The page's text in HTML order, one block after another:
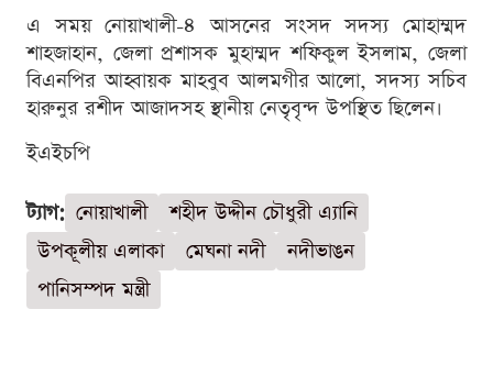
এ সময় নোয়াখালী-৪ আসনের সংসদ সদস্য মোহাম্মদ
শাহজাহান, জেলা প্রশাসক মুহাম্মদ শফিকুল ইসলাম, জেলা
বিএনপির আহ্বায়ক মাহবুব আলমগীর আলো, সদস্য সচিব
হারুনুর রশীদ আজাদসহ স্থানীয় নেতৃবৃন্দ উপস্থিত ছিলেন।
ইএইচপি
ট্যাগ: নোয়াখালী
শহীদ উদ্দীন চৌধুরী এ্যানি
উপকূলীয় এলাকা
মেঘনা নদী
নদীভাঙন
পানিসম্পদ মন্ত্রী